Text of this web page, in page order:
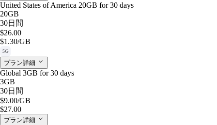
United States of America 20GB for 30 days
20GB
30日間
$26.00
$1.30/GB
5G
プラン詳細
Global 3GB for 30 days
3GB
30日間
$9.00/GB
$27.00
プラン詳細